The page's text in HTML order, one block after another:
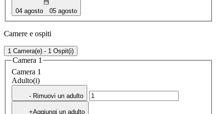
04 agosto 05 agosto
Camere e ospiti
1 Camera(e) - 1 Ospit(i)
Camera 1
Camera 1
Adulto(i)
- Rimuovi un adulto
+Aggiungi un adulto